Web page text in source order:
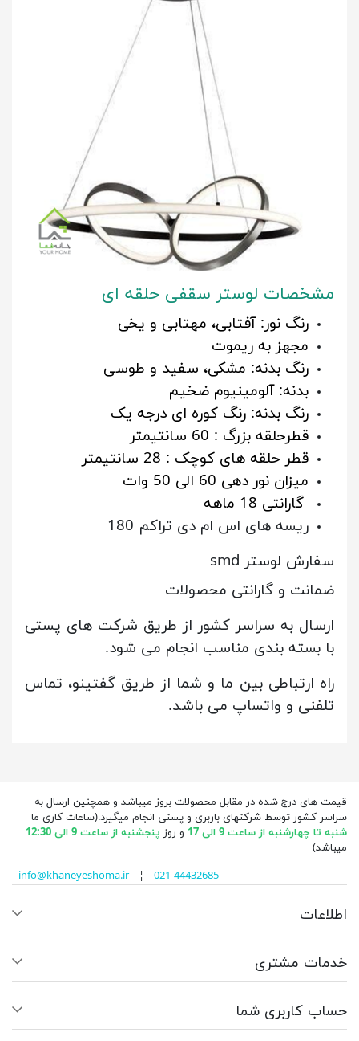
مشخصات لوستر سقفی حلقه ای
رنگ نور: آفتابی، مهتابی و یخی
مجهز به ریموت
رنگ بدنه: مشکی، سفید و طوسی
بدنه: آلومینیوم ضخیم
رنگ بدنه: رنگ کوره ای درجه یک
قطرحلقه بزرگ : 60 سانتیمتر
قطر حلقه های کوچک : 28 سانتیمتر
میزان نور دهی 60 الی 50 وات
گارانتی 18 ماهه
ریسه های اس ام دی تراکم 180
سفارش لوستر smd
ضمانت و گارانتی محصولات
ارسال به سراسر کشور از طریق شرکت های پستی
با بسته بندی مناسب انجام می شود.
راه ارتباطی بین ما و شما از طریق گفتینو، تماس
تلفنی و واتساپ می باشد.
قیمت های درج شده در مقابل محصولات بروز میباشد و همچنین ارسال به
سراسر کشور توسط شرکتهای باربری و پستی انجام میگیرد.(ساعات کاری ما
شنبه تا چهارشنبه از ساعت 9 الی 17
و روز پنجشنبه از ساعت 9 الی 12:30
میباشد)
info@khaneyeshoma.ir¦ 021-44432685
اطلاعات
خدمات مشتری
حساب کاربری شما